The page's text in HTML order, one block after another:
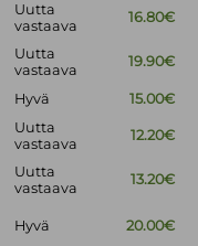
Uutta
vastaava
16.80€
Uutta
vastaava
19.90€
Hyvä 15.00€
Uutta
vastaava
12.20€
Uutta
vastaava
13.20€
Hyvä 20.00€